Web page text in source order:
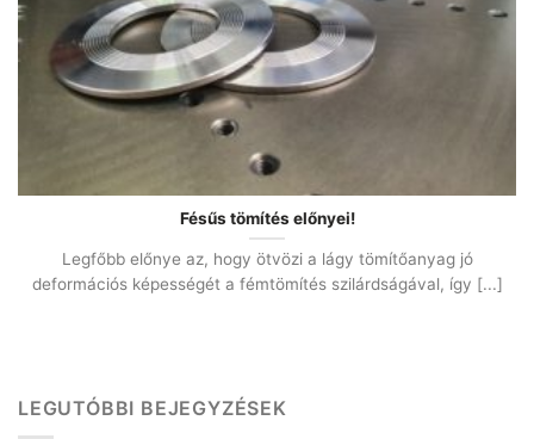
Fésűs tömítés előnyei!
Legfőbb előnye az, hogy ötvözi a lágy tömítőanyag jó
deformációs képességét a fémtömítés szilárdságával, így [...]
LEGUTÓBBI BEJEGYZÉSEK